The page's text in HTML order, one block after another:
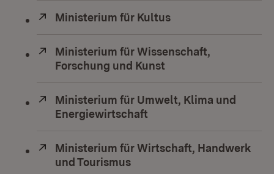
Extern:
Ministerium für Kultus
Extern:
Ministerium für Wissenschaft,
Forschung und Kunst
Extern:
Ministerium für Umwelt, Klima und
Energiewirtschaft
Extern:
Ministerium für Wirtschaft, Handwerk
und Tourismus